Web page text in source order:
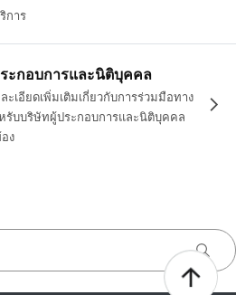
การ
ะกอบการและนิติบุคคล
เอียดเพิ่มเติมเกี่ยวกับการร่วมมือทาง
รับบริษัทผู้ประกอบการและนิติบุคคล
ง